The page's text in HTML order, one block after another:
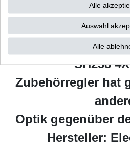
1*3er Stecker
1*4er Stecker
SH238
Zubehörregler hat
Optik gegenüber
Hersteller:
Alle
Auswahl
Alle